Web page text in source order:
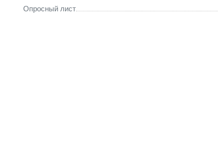
Опросный лист